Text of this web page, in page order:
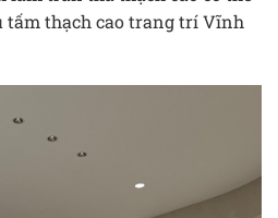
tấm thạch cao trang trí Vĩnh